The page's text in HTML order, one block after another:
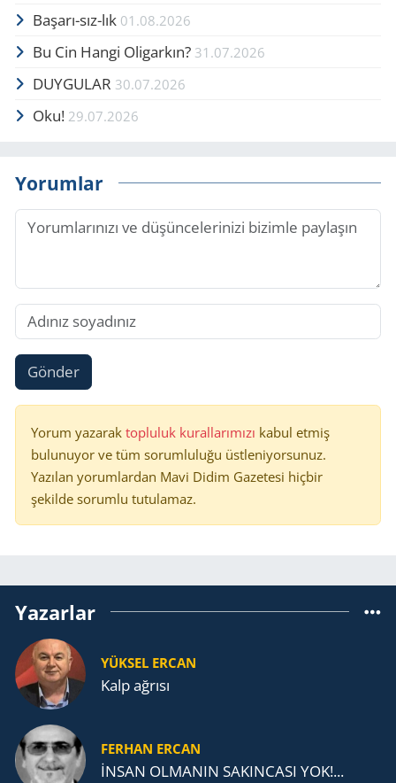
Başarı-sız-lık 01.08.2026
Bu Cin Hangi Oligarkın? 31.07.2026
DUYGULAR 30.07.2026
Oku! 29.07.2026
Yorumlar
Gönder
Yorum yazarak topluluk kurallarımızı kabul etmiş
bulunuyor ve tüm sorumluluğu üstleniyorsunuz.
Yazılan yorumlardan Mavi Didim Gazetesi hiçbir
şekilde sorumlu tutulamaz.
Yazarlar
YÜKSEL ERCAN
Kalp ağrısı
FERHAN ERCAN
İNSAN OLMANIN SAKINCASI YOK!...